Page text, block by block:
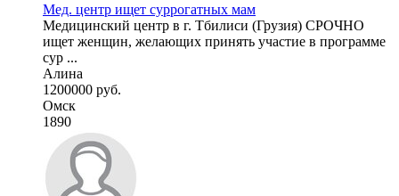
Мед. центр ищет суррогатных мам
Медицинский центр в г. Тбилиси (Грузия) СРОЧНО
ищет женщин, желающих принять участие в программе
сур ...
Алина
1200000 руб.
Омск
1890